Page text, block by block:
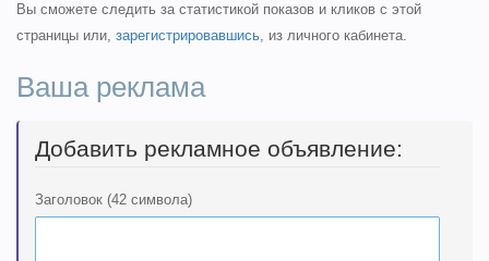
Вы сможете следить за статистикой показов и кликов с этой
страницы или, зарегистрировавшись, из личного кабинета.
Ваша реклама
Добавить рекламное объявление:
Заголовок (42 символа)